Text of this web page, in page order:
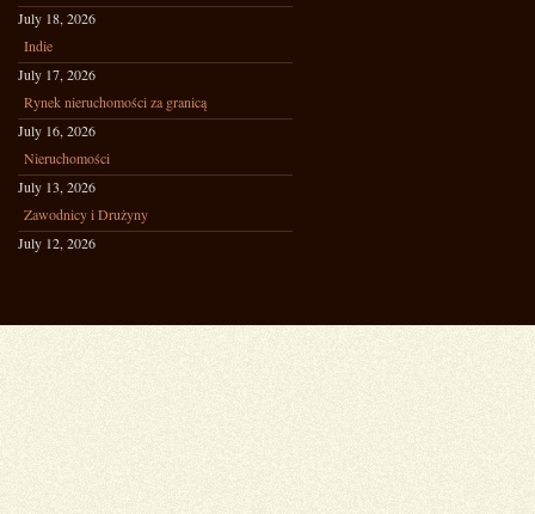
July 18, 2026
Indie
July 17, 2026
Rynek nieruchomości za granicą
July 16, 2026
Nieruchomości
July 13, 2026
Zawodnicy i Drużyny
July 12, 2026